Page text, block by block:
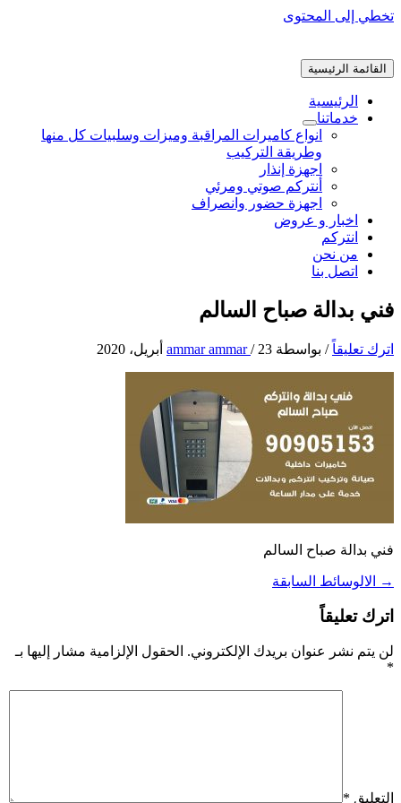
تخطي إلى المحتوى
القائمة الرئيسية
الرئيسية
خدماتنا
انواع كاميرات المراقبة وميزات وسلبيات كل منها
وطريقة التركيب
اجهزة إنذار
أنتركم صوتي ومرئي
اجهزة حضور وانصراف
اخبار و عروض
انتركم
من نحن
اتصل بنا
فني بدالة صباح السالم
اترك تعليقاً / بواسطة ammar ammar/ 23 أبريل، 2020
فني بدالة صباح السالم
→ الالوسائط السابقة
اترك تعليقاً
لن يتم نشر عنوان بريدك الإلكتروني. الحقول الإلزامية مشار إليها بـ
*
التعليق *